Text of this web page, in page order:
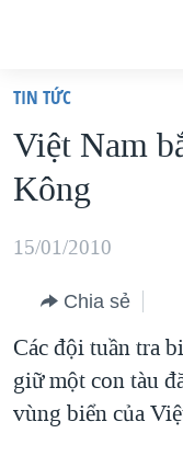
truy
cập
Tới
dung
chính
điều
hướng
chính
VIỆT NAM
HOA KỲ
BIỂN ĐÔNG
BLOG
DIỄN ĐÀN
MỤC
CHUYÊN ĐỀ
TIN TỨC
Việt Nam
Kông
15/01/2010
Chia sẻ
Các đội tuần tra
giữ một con tàu
vùng biển của